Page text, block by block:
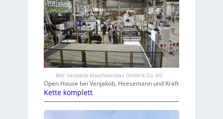
Bild: Venjakob Maschinenbau GmbH & Co. KG
Open House bei Venjakob, Heesemann und Kraft
Kette komplett